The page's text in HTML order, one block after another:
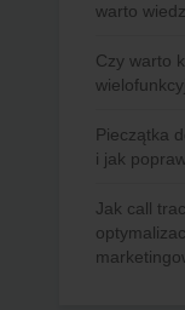
warto
Czy warto
Pieczątka
i jak
Jak call